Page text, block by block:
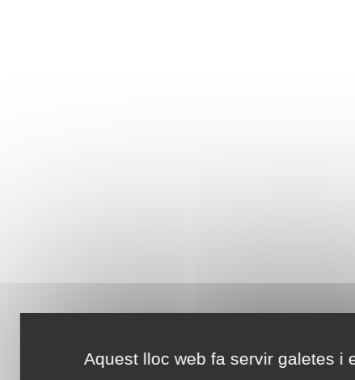
Aquest lloc web fa servir galetes i